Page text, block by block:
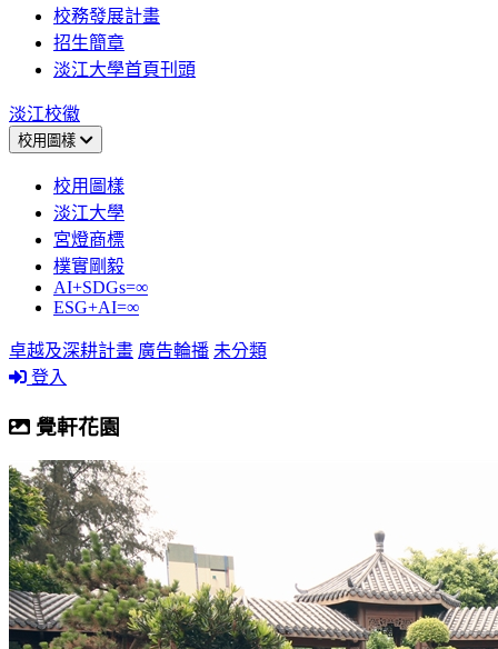
校務發展計畫
招生簡章
淡江大學首頁刊頭
淡江校徽
校用圖樣
校用圖樣
淡江大學
宮燈商標
樸實剛毅
AI+SDGs=∞
ESG+AI=∞
卓越及深耕計畫 廣告輪播 未分類
登入
覺軒花園